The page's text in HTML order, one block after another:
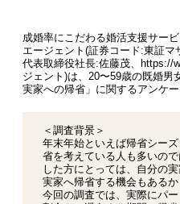
成婚率にこだわる婚活支援サー
エージェント(証券コード:東証マ
代表取締役社長:佐藤茂、https://
ジェント)は、20〜59歳の既婚男
実家への帰省」に関するアンケ
＜調査背景＞
年末年始といえば帰省シー
省を考えている人も多いの
した方にとっては、自分の
実家へ帰省する機会もあるか
今回の調査では、実際にパ